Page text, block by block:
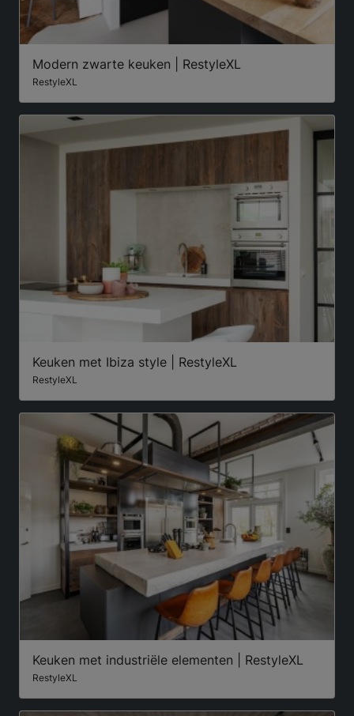
Modern zwarte keuken | RestyleXL
RestyleXL
Keuken met Ibiza style | RestyleXL
RestyleXL
Keuken met industriële elementen | RestyleXL
RestyleXL